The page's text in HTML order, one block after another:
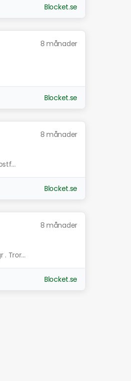
Blocket.se
8 månader
Blocket.se
8 månader
Blocket.se
8 månader
Tror...
Blocket.se